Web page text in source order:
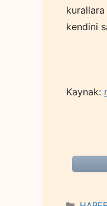
kurallara
kendini
Kaynak: